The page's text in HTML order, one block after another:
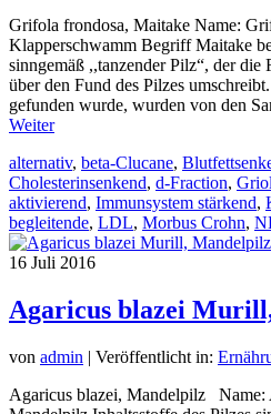
Grifola frondosa, Maitake Name:
Klapperschwamm Begriff Maitake
sinngemäß ,,tanzender Pilz“, der die
über den Fund des Pilzes
gefunden wurde, wurden von den
Weiter
alternativ, beta-Clucane,
Cholesterinsenkend, d-Fraction,
aktivierend, Immunsystem stärkend,
begleitende, LDL, Morbus Crohn,
16 Juli 2016
Agaricus blazei
von admin | Veröffentlicht in:
Agaricus blazei, Mandelpilz Name: